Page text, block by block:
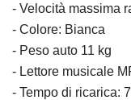
- Velocità massima
- Colore: Bianca
- Peso auto 11 kg
- Lettore musicale
- Tempo di ricarica: